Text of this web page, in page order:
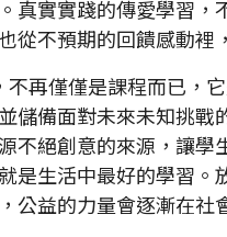
真實實踐的傳愛學習
從不預期的回饋感動裡
再僅僅是課程而已，
儲備面對未來未知挑
不絕創意的來源，讓
是生活中最好的學習
公益的力量會逐漸在社